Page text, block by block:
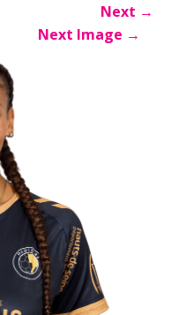
Next →
Next Image →